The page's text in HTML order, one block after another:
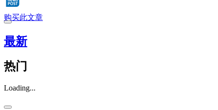
购买此文章
最新
热门
Loading...